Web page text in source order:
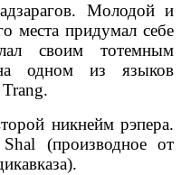
Молодой и
места придумал себе
своим тотемным
одном из языков
никнейм рэпера.
(производное от